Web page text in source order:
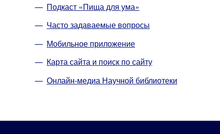
Подкаст «Пища для ума»
Часто задаваемые вопросы
Мобильное приложение
Карта сайта и поиск по сайту
Онлайн-медиа Научной библиотеки